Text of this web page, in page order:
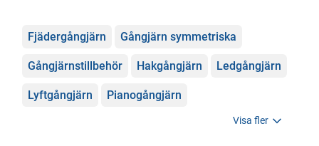
Kategorier
Fjädergångjärn Gångjärn symmetriska
Gångjärnstillbehör Hakgångjärn Ledgångjärn
Lyftgångjärn Pianogångjärn
Visa fler